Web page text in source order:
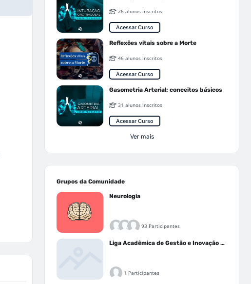
26 alunos inscritos
Acessar Curso
Reflexões vitais sobre a Morte
46 alunos inscritos
Acessar Curso
Gasometria Arterial: conceitos básicos
31 alunos inscritos
Acessar Curso
Ver mais
Grupos da Comunidade
Neurologia
93 Participantes
Liga Acadêmica de Gestão e Inovação Médica - LAGIM
1 Participantes